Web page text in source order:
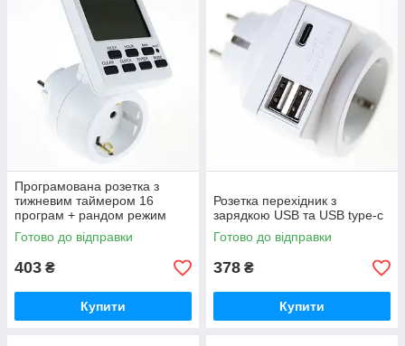
Програмована розетка з
тижневим таймером 16
програм + рандом режим
Готово до відправки
403 ₴
Купити
Розетка перехідник з
зарядкою USB та USB type-c
Готово до відправки
378 ₴
Купити